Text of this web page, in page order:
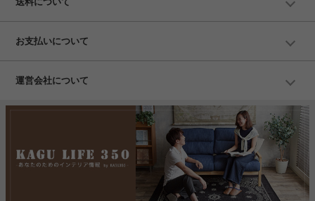
お支払いについて
運営会社について